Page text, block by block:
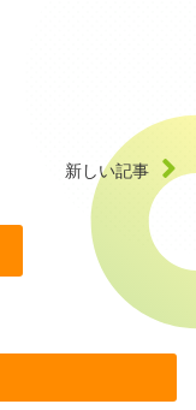
新しい記事